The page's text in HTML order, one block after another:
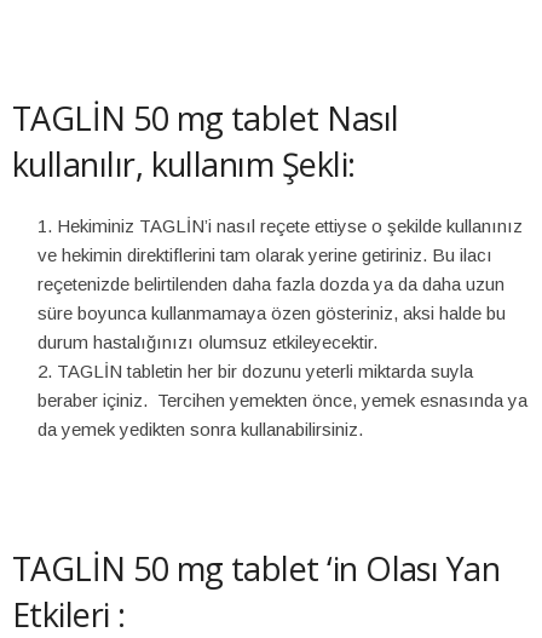
TAGLİN 50 mg tablet Nasıl
kullanılır, kullanım Şekli:
Hekiminiz TAGLİN’i nasıl reçete ettiyse o şekilde kullanınız
ve hekimin direktiflerini tam olarak yerine getiriniz. Bu ilacı
reçetenizde belirtilenden daha fazla dozda ya da daha uzun
süre boyunca kullanmamaya özen gösteriniz, aksi halde bu
durum hastalığınızı olumsuz etkileyecektir.
TAGLİN tabletin her bir dozunu yeterli miktarda suyla
beraber içiniz. Tercihen yemekten önce, yemek esnasında ya
da yemek yedikten sonra kullanabilirsiniz.
TAGLİN 50 mg tablet ‘in Olası Yan
Etkileri :